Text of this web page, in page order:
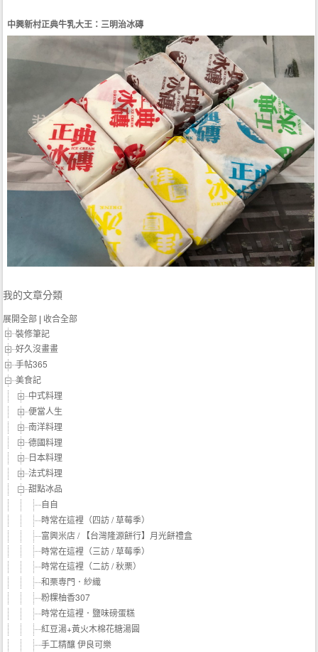
中興新村正典牛乳大王：三明治冰磚
我的文章分類
展開全部 | 收合全部
裝修筆記
好久沒畫畫
手帖365
美食記
中式料理
便當人生
南洋料理
德國料理
日本料理
法式料理
甜點冰品
自自
時常在這裡（四訪 / 草莓季）
富興米店 / 【台灣隆源餅行】月光餅禮盒
時常在這裡（三訪 / 草莓季）
時常在這裡（二訪 / 秋栗）
和栗専門．紗織
粉粿柚香307
時常在這裡．鹽味磅蛋糕
紅豆湯+黃火木棉花糖湯圓
手工精釀 伊良可樂